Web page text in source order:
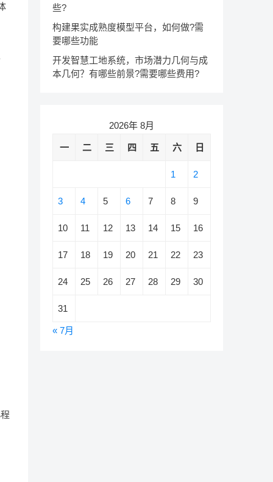
些?
构建果实成熟度模型平台，如何做?需
要哪些功能
开发智慧工地系统，市场潜力几何与成
本几何？有哪些前景?需要哪些费用?
2026年 8月
一 二 三 四 五 六 日
1 2
3 4 5 6 7 8 9
10 11 12 13 14 15 16
17 18 19 20 21 22 23
24 25 26 27 28 29 30
31
« 7月